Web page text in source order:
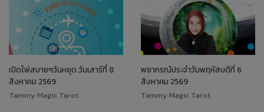
เปิดไพ่สบายๆวันหยุด วันเสาร์ที่ 8
สิงหาคม 2569
Tammy Magic Tarot
พยากรณ์ประจำวันพฤหัสบดีที่ 6
สิงหาคม 2569
Tammy Magic Tarot